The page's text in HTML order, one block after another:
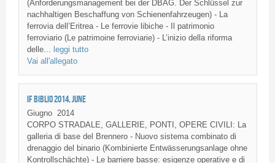
(Anforderungsmanagement bei der DBAG. Der Schlüssel zur
nachhaltigen Beschaffung von Schienenfahrzeugen) - La
ferrovia dell’Eritrea - Le ferrovie libiche - Il patrimonio
ferroviario (Le patrimoine ferroviarie) - L’inizio della riforma
delle... leggi tutto
Vai all'allegato
IF BIBLIO 2014, JUNE
Giugno 2014
CORPO STRADALE, GALLERIE, PONTI, OPERE CIVILI: La
galleria di base del Brennero - Nuovo sistema combinato di
drenaggio del binario (Kombinierte Entwässerungsanlage ohne
Kontrollschächte) - Le barriere basse: esigenze operative e di